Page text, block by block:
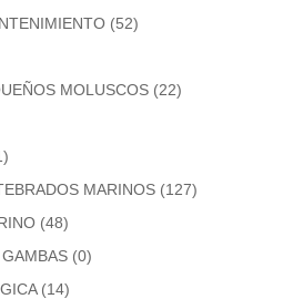
(52)
MOLUSCOS (22)
MARINOS (127)
(48)
(0)
(14)